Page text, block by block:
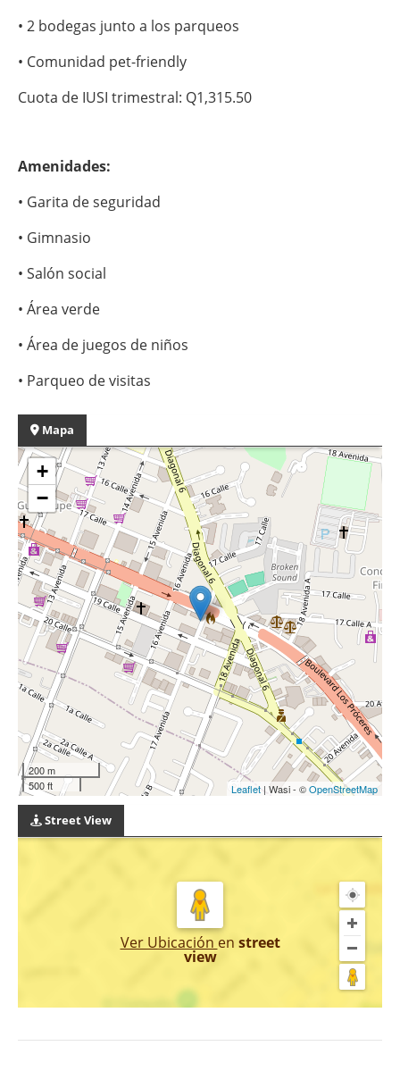
• 2 bodegas junto a los parqueos
• Comunidad pet-friendly
Cuota de IUSI trimestral: Q1,315.50
Amenidades:
• Garita de seguridad
• Gimnasio
• Salón social
• Área verde
• Área de juegos de niños
• Parqueo de visitas
Mapa
+
−
200 m
500 ft
Leaflet | Wasi - ©OpenStreetMap
Street View
Ver Ubicación en street
view